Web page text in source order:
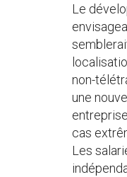
Le
non-
une
cas
Les